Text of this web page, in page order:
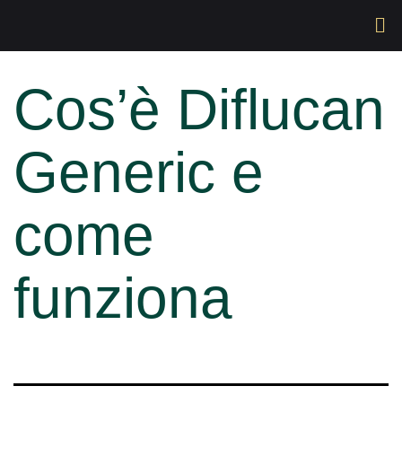
Cos’è Diflucan
Generic e
come
funziona